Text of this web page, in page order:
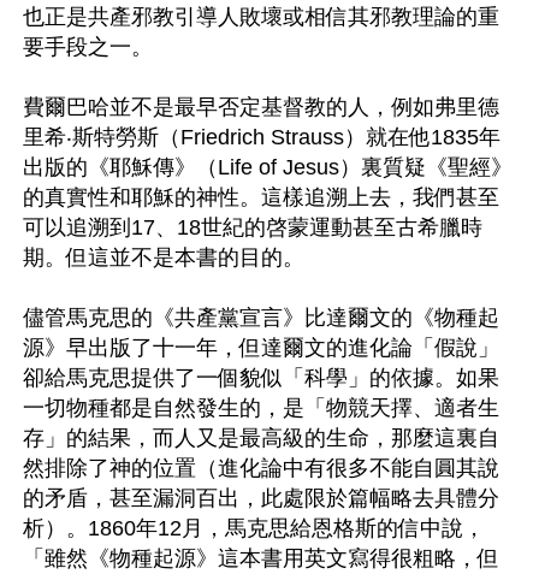
也正是共產邪教引導人敗壞或相信其邪教理論的重
要手段之一。
費爾巴哈並不是最早否定基督教的人，例如弗里德
里希‧斯特勞斯（Friedrich Strauss）就在他1835年
出版的《耶穌傳》（Life of Jesus）裏質疑《聖經》
的真實性和耶穌的神性。這樣追溯上去，我們甚至
可以追溯到17、18世紀的啓蒙運動甚至古希臘時
期。但這並不是本書的目的。
儘管馬克思的《共產黨宣言》比達爾文的《物種起
源》早出版了十一年，但達爾文的進化論「假說」
卻給馬克思提供了一個貌似「科學」的依據。如果
一切物種都是自然發生的，是「物競天擇、適者生
存」的結果，而人又是最高級的生命，那麼這裏自
然排除了神的位置（進化論中有很多不能自圓其說
的矛盾，甚至漏洞百出，此處限於篇幅略去具體分
析）。1860年12月，馬克思給恩格斯的信中說，
「雖然《物種起源》這本書用英文寫得很粗略，但